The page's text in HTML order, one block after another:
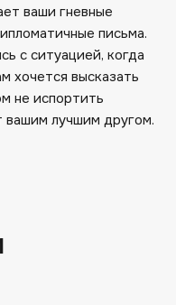
ваши гневные
письма.
с ситуацией, когда
хочется высказать
не испортить
вашим лучшим другом.